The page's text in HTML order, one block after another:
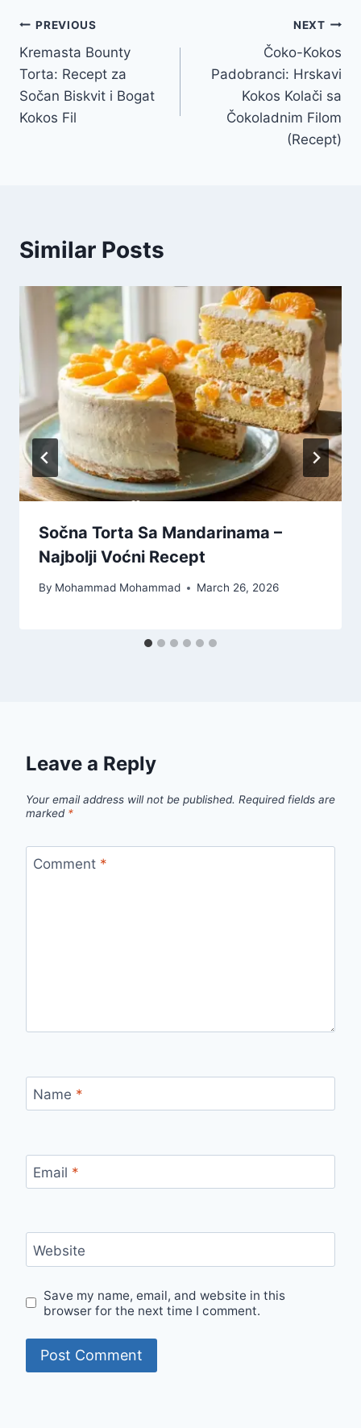
Post
navigation
PREVIOUS
Kremasta Bounty
Torta: Recept za
Sočan Biskvit i Bogat
Kokos Fil
NEXT
Čoko-Kokos
Padobranci: Hrskavi
Kokos Kolači sa
Čokoladnim Filom
(Recept)
Similar Posts
Sočna Torta Sa Mandarinama –
Najbolji Voćni Recept
By Mohammad Mohammad March 26, 2026
Leave a Reply
Your email address will not be published. Required fields are
marked *
Comment *
Name *
Email *
Website
Save my name, email, and website in this
browser for the next time I comment.